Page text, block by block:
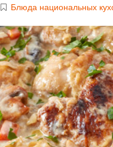
Блюда национальных